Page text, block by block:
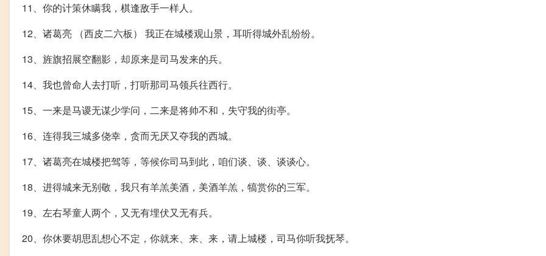
11、你的计策休瞒我，棋逢敌手一样人。
12、诸葛亮 （西皮二六板） 我正在城楼观山景，耳听得城外乱纷纷。
13、旌旗招展空翻影，却原来是司马发来的兵。
14、我也曾命人去打听，打听那司马领兵往西行。
15、一来是马谡无谋少学问，二来是将帅不和，失守我的街亭。
16、连得我三城多侥幸，贪而无厌又夺我的西城。
17、诸葛亮在城楼把驾等，等候你司马到此，咱们谈、谈、谈谈心。
18、进得城来无别敬，我只有羊羔美酒，美酒羊羔，犒赏你的三军。
19、左右琴童人两个，又无有埋伏又无有兵。
20、你休要胡思乱想心不定，你就来、来、来，请上城楼，司马你听我抚琴。